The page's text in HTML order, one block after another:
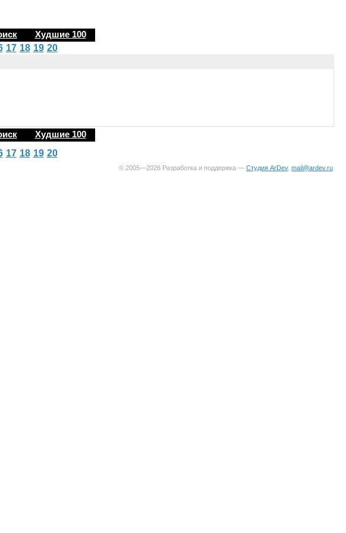
Худшие 100
17 18 19 20
Худшие 100
17 18 19 20
© 2005—2026 Разработка и поддержка — Студия ArDev, mail@ardev.ru